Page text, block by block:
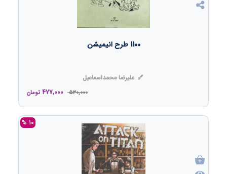
1100 طرح انیمیشن
علیرضا محمداسماعیل
530,000
477,000 تومان
10 %